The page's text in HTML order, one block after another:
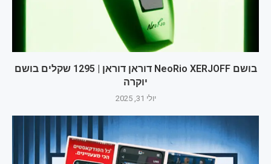
בושם NeoRio XERJOFF דוראן דוראן | 1295 שקלים בושם
יוקרה
יולי 31, 2025